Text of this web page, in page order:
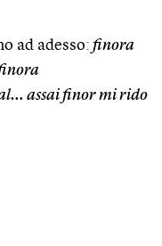
ad adesso: finora
assai finor mi rido